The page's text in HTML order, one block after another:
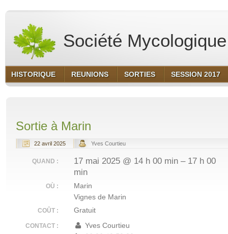
Société
HISTORIQUE REUNIONS SORTIES SESSION 2017
Sortie à Marin
22 avril 2025 Yves Courtieu
QUAND :
17 mai 2025 @ 14 h 00 min – 17 h 00
min
OÙ :
Marin
Vignes de Marin
COÛT : Gratuit
CONTACT :
Yves Courtieu